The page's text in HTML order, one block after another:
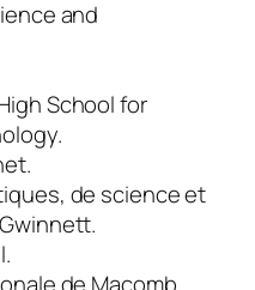
and
School for
de science et